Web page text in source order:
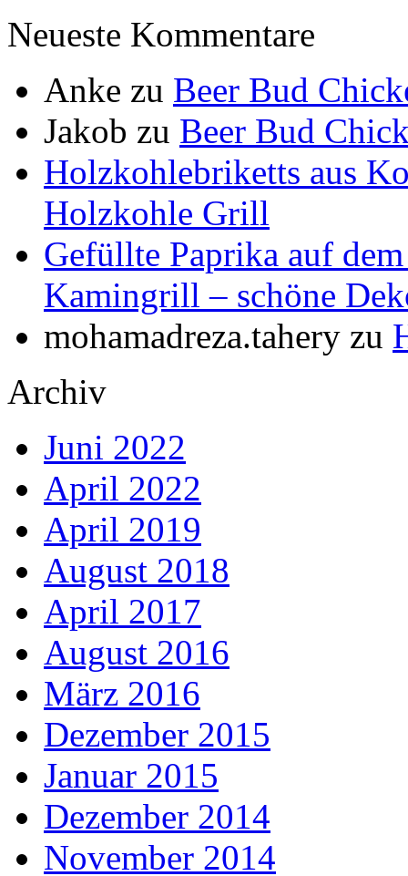
Neueste Kommentare
Anke zu Beer Bud
Jakob zu Beer Bud
Holzkohlebriketts aus
Holzkohle Grill
Gefüllte Paprika auf
Kamingrill – schöne
mohamadreza.tahery zu
Archiv
Juni 2022
April 2022
April 2019
August 2018
April 2017
August 2016
März 2016
Dezember 2015
Januar 2015
Dezember 2014
November 2014